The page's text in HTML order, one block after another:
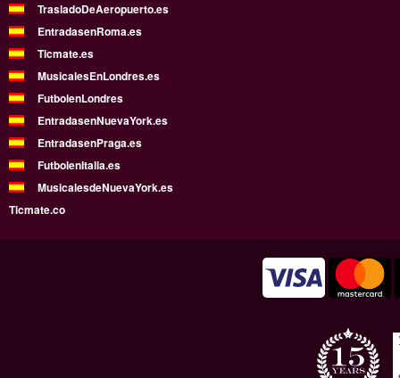
TrasladoDeAeropuerto.es
EntradasenRoma.es
Ticmate.es
MusicalesEnLondres.es
FutbolenLondres
EntradasenNuevaYork.es
EntradasenPraga.es
FutbolenItalia.es
MusicalesdeNuevaYork.es
Ticmate.co